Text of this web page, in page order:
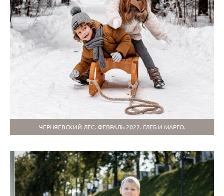
ЧЕРНЯЕВСКИЙ ЛЕС. ФЕВРАЛЬ 2022. ГЛЕБ И МАРГО.